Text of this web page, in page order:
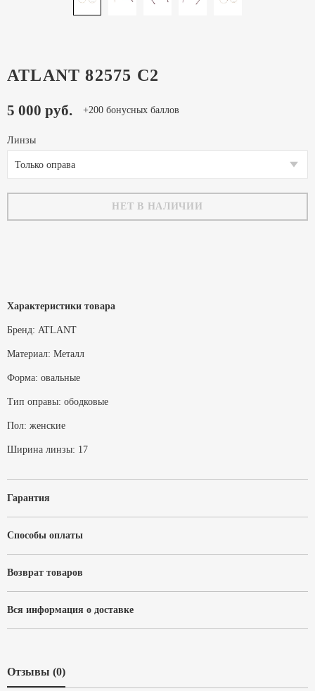
ATLANT 82575 C2
5 000 руб. +200 бонусных баллов
Линзы
Только оправа
НЕТ В НАЛИЧИИ
Характеристики товара
Бренд: ATLANT
Материал: Металл
Форма: овальные
Тип оправы: ободковые
Пол: женские
Ширина линзы: 17
Гарантия
Способы оплаты
Возврат товаров
Вся информация о доставке
Отзывы (0)